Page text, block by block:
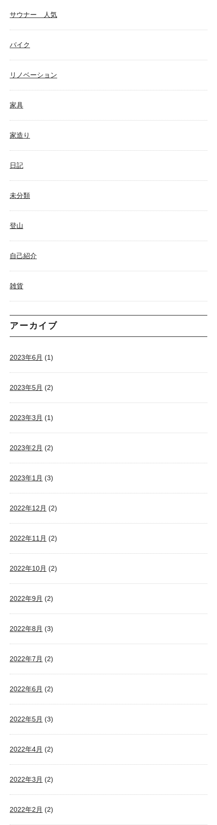
サウナー 人気
バイク
リノベーション
家具
家造り
日記
未分類
登山
自己紹介
雑貨
アーカイブ
2023年6月 (1)
2023年5月 (2)
2023年3月 (1)
2023年2月 (2)
2023年1月 (3)
2022年12月 (2)
2022年11月 (2)
2022年10月 (2)
2022年9月 (2)
2022年8月 (3)
2022年7月 (2)
2022年6月 (2)
2022年5月 (3)
2022年4月 (2)
2022年3月 (2)
2022年2月 (2)